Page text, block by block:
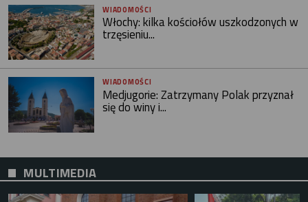
WIADOMOŚCI
Włochy: kilka kościołów uszkodzonych w
trzęsieniu...
WIADOMOŚCI
Medjugorie: Zatrzymany Polak przyznał
się do winy i...
MULTIMEDIA